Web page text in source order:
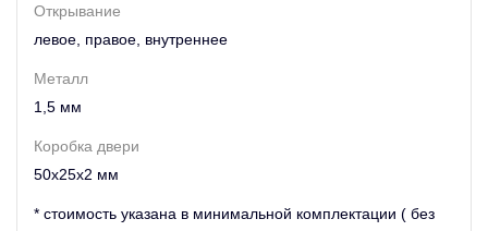
Открывание
левое, правое, внутреннее
Металл
1,5 мм
Коробка двери
50х25х2 мм
* стоимость указана в минимальной комплектации ( без